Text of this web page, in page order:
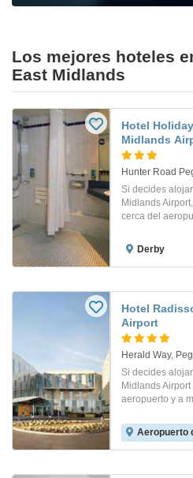
Los mejores hoteles
East Midlands
Hotel
Midlands
Hunter Road
Si decides
Midlands
cerca del
Derby
Hotel
Airport
Si decides
Midlands
aeropuerto y a
Aeropuerto